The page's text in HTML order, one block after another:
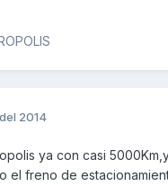
2014
ya con casi
el freno de